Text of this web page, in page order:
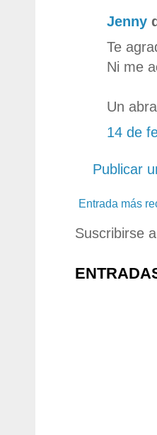
Jenny
Te
Ni me
Un
14 de
Publicar
Entrada más
Suscribirse